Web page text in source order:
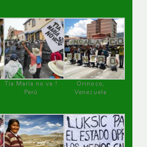
Tía María no va !
Perú
Orinoco,
Venezuela